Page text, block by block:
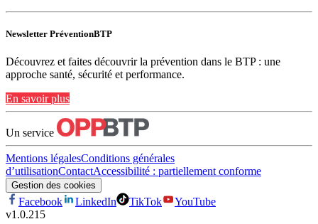
Newsletter PréventionBTP
Découvrez et faites découvrir la prévention dans le BTP : une
approche santé, sécurité et performance.
En savoir plus
Un service
Mentions légalesConditions générales
d’utilisationContactAccessibilité : partiellement conforme
Gestion des cookies
Facebook LinkedIn TikTok
YouTube
v1.0.215